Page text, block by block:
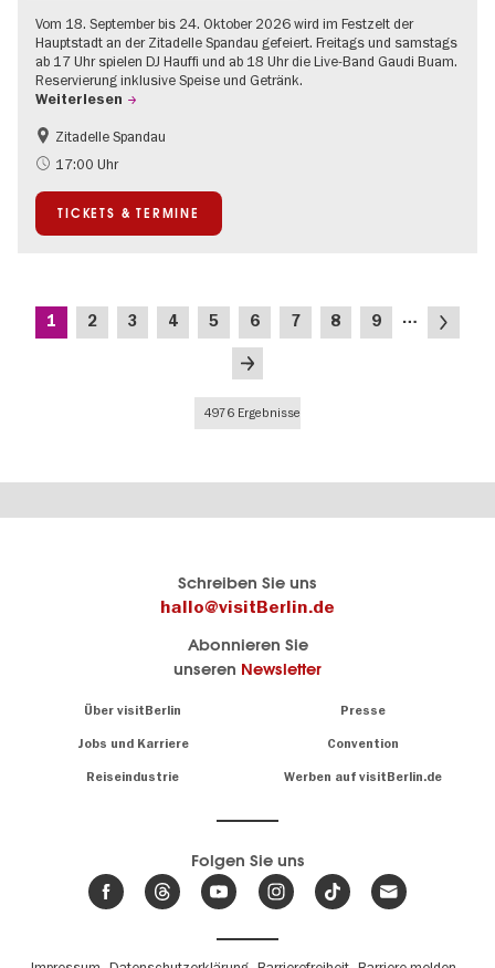
Vom 18. September bis 24. Oktober 2026 wird im Festzelt der
Hauptstadt an der Zitadelle Spandau gefeiert. Freitags und samstags
ab 17 Uhr spielen DJ Hauffi und ab 18 Uhr die Live-Band Gaudi Buam.
Reservierung inklusive Speise und Getränk.
Weiterlesen
Food
Going local Berlin
Zitadelle Spandau
17:00 Uhr
TICKETS & TERMINE
Seitennummerierung
Aktuelle
1 Seite
2 Seite
3 Seite
4 Seite
5 Seite
6 Seite
7 Seite
8 Seite
9 …
Nächste
Letzte
4976 Ergebnisse
Schreiben Sie uns
hallo@visitBerlin.de
Abonnieren Sie
unseren Newsletter
Über visitBerlin Presse
Jobs und Karriere Convention
Reiseindustrie Werben auf visitBerlin.de
sind
für Sie da.
Tickets
Wir haben den
Insidertipps
Trends
Folgen Sie uns